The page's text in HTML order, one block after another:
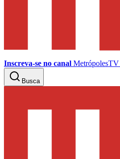
Inscreva-se no canal
Busca